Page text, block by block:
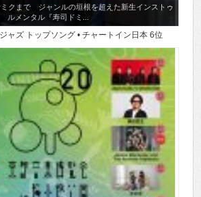
ミクまで ジャンルの垣根を超えた新生インストゥ
ルメンタル『寿司ドミ...
ャズ トップソング • チャートイン日本 6位